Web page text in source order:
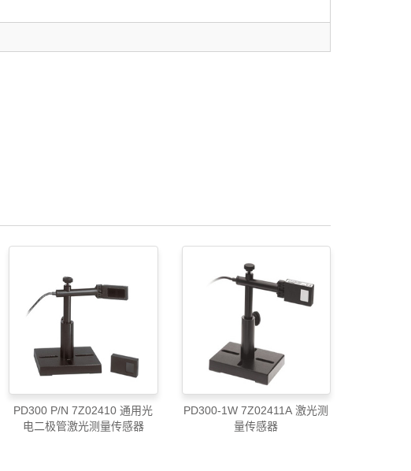
PD300 P/N 7Z02410 通用光
电二极管激光测量传感器
PD300-1W 7Z02411A 激光测
量传感器